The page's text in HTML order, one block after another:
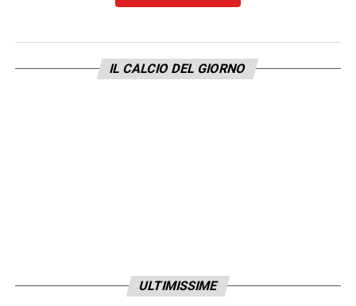
IL CALCIO DEL GIORNO
ULTIMISSIME